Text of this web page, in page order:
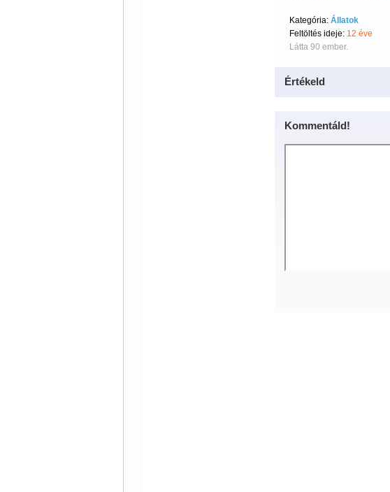
Kategória: Állatok
Feltöltés ideje: 12 éve
Látta 90 ember.
Értékeld
Kommentáld!